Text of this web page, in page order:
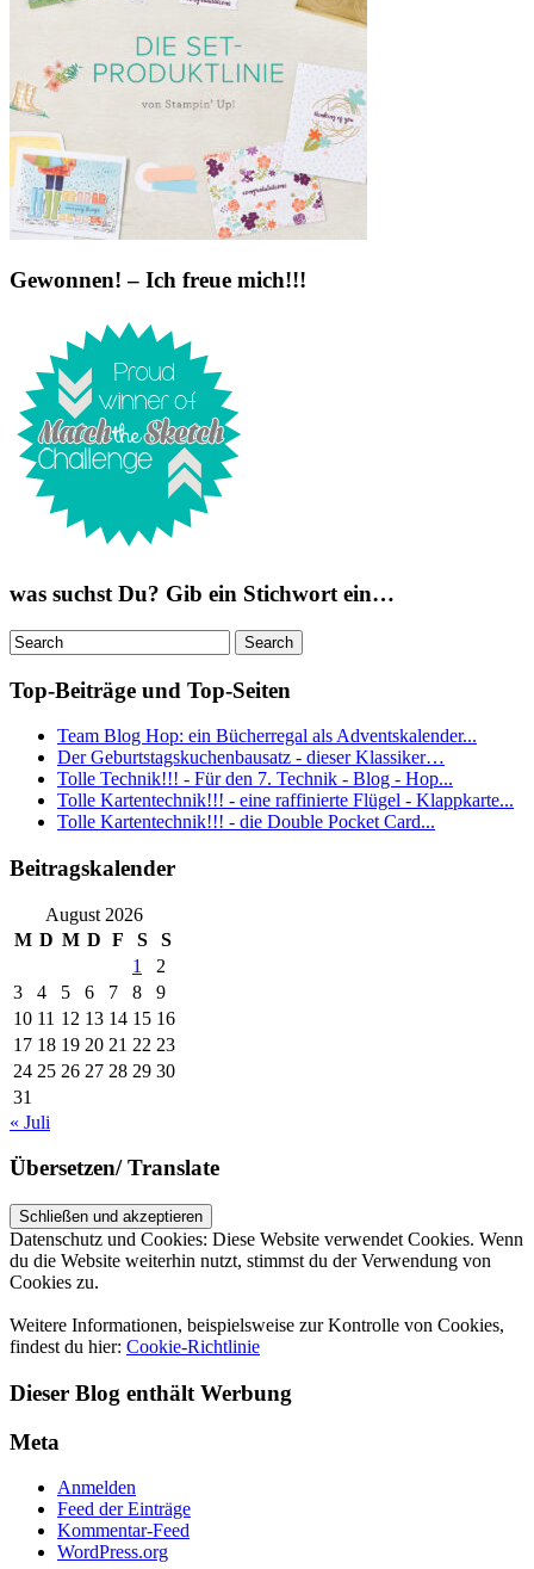
Gewonnen! – Ich freue mich!!!
was suchst Du? Gib ein Stichwort ein…
Top-Beiträge und Top-Seiten
Team Blog Hop: ein Bücherregal als Adventskalender...
Der Geburtstagskuchenbausatz - dieser Klassiker…
Tolle Technik!!! - Für den 7. Technik - Blog - Hop...
Tolle Kartentechnik!!! - eine raffinierte Flügel - Klappkarte...
Tolle Kartentechnik!!! - die Double Pocket Card...
Beitragskalender
August 2026
M D M D F S
S
1
2
3
4 5 6 7 8
9
10 11 12 13 14 15 16
17 18 19 20 21 22 23
24 25 26 27 28 29 30
31
« Juli
Übersetzen/ Translate
Datenschutz und Cookies: Diese Website verwendet Cookies. Wenn
du die Website weiterhin nutzt, stimmst du der Verwendung von
Cookies zu.
Weitere Informationen, beispielsweise zur Kontrolle von Cookies,
findest du hier: Cookie-Richtlinie
Dieser Blog enthält Werbung
Meta
Anmelden
Feed der Einträge
Kommentar-Feed
WordPress.org